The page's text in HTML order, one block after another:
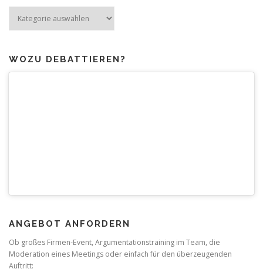
zum
WOZU DEBATTIEREN?
ANGEBOT ANFORDERN
Ob großes Firmen-Event, Argumentationstraining im Team, die
Moderation eines Meetings oder einfach für den überzeugenden
Auftritt: